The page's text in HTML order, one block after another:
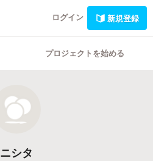
ログイン 新規登録
プロジェクトを始める
ニシタ